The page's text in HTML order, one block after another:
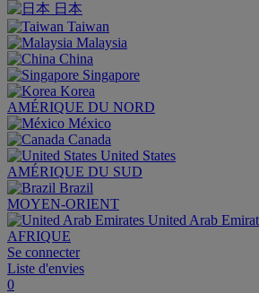
日本
Taiwan
Malaysia
China
Singapore
Korea
AMÉRIQUE DU NORD
México
Canada
United States
AMÉRIQUE DU SUD
Brazil
MOYEN-ORIENT
United Arab
AFRIQUE
Se connecter
Liste d'envies
0